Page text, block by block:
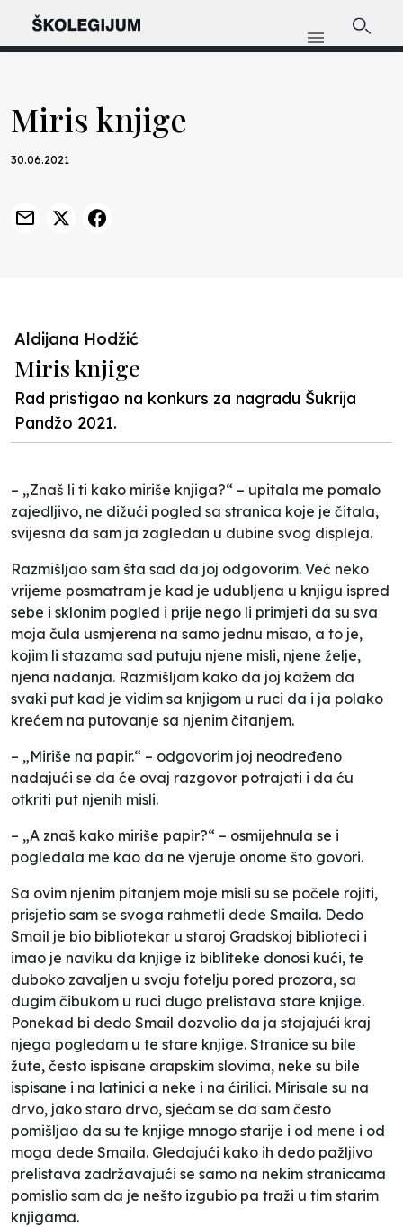
Miris knjige
30.06.2021
Aldijana Hodžić
Miris knjige
Rad pristigao na konkurs za nagradu Šukrija
Pandžo 2021.
– „Znaš li ti kako miriše knjiga?“ – upitala me pomalo
zajedljivo, ne dižući pogled sa stranica koje je čitala,
svijesna da sam ja zagledan u dubine svog displeja.
Razmišljao sam šta sad da joj odgovorim. Već neko
vrijeme posmatram je kad je udubljena u knjigu ispred
sebe i sklonim pogled i prije nego li primjeti da su sva
moja čula usmjerena na samo jednu misao, a to je,
kojim li stazama sad putuju njene misli, njene želje,
njena nadanja. Razmišljam kako da joj kažem da
svaki put kad je vidim sa knjigom u ruci da i ja polako
krećem na putovanje sa njenim čitanjem.
– „Miriše na papir.“ – odgovorim joj neodređeno
nadajući se da će ovaj razgovor potrajati i da ću
otkriti put njenih misli.
– „A znaš kako miriše papir?“ – osmijehnula se i
pogledala me kao da ne vjeruje onome što govori.
Sa ovim njenim pitanjem moje misli su se počele rojiti,
prisjetio sam se svoga rahmetli dede Smaila. Dedo
Smail je bio bibliotekar u staroj Gradskoj biblioteci i
imao je naviku da knjige iz bibliteke donosi kući, te
duboko zavaljen u svoju fotelju pored prozora, sa
dugim čibukom u ruci dugo prelistava stare knjige.
Ponekad bi dedo Smail dozvolio da ja stajajući kraj
njega pogledam u te stare knjige. Stranice su bile
žute, često ispisane arapskim slovima, neke su bile
ispisane i na latinici a neke i na ćirilici. Mirisale su na
drvo, jako staro drvo, sjećam se da sam često
pomišljao da su te knjige mnogo starije i od mene i od
moga dede Smaila. Gledajući kako ih dedo pažljivo
prelistava zadržavajući se samo na nekim stranicama
pomislio sam da je nešto izgubio pa traži u tim starim
knjigama.